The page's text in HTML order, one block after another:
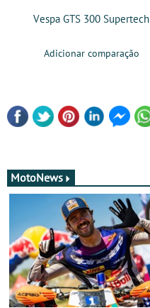
Vespa GTS 300 Supertech
Adicionar comparação
MotoNews